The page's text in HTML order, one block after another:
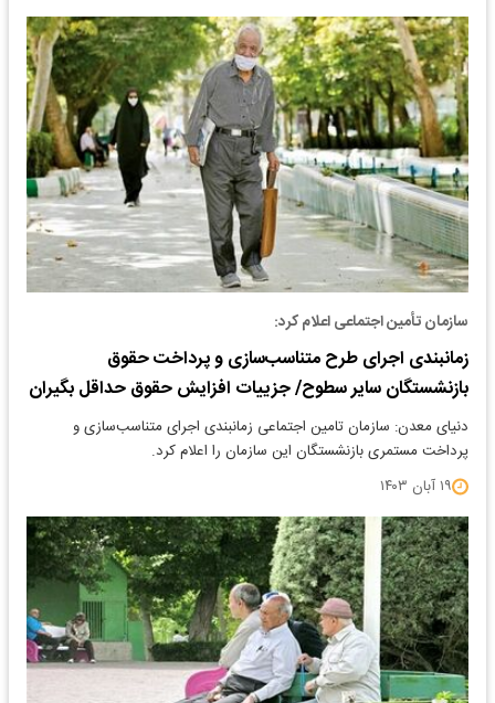
سازمان تأمین اجتماعی اعلام کرد:
زمانبندی اجرای طرح متناسب‌سازی و پرداخت حقوق
بازنشستگان سایر سطوح/ جزییات افزایش حقوق حداقل بگیران
دنیای معدن: سازمان تامین اجتماعی زمانبندی اجرای متناسب‌سازی و
پرداخت مستمری بازنشستگان این سازمان را اعلام کرد.
۱۹ آبان ۱۴۰۳